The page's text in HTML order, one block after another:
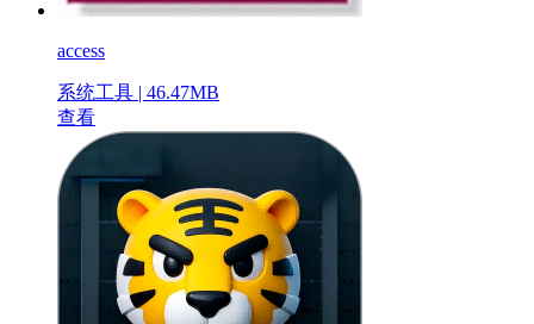
access
系统工具 | 46.47MB
查看